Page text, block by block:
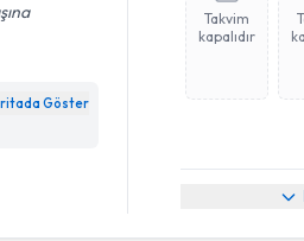
Göster
Takvim
kapalıdır
Randevu Takvimi